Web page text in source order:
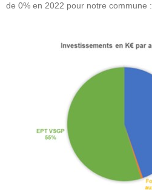
de 0% en 2022 pour notre commune :